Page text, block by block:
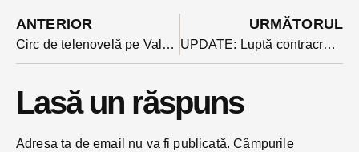
ANTERIOR
Circ de telenovelă pe Valea Someșului: un cuplu soț-soție, a bătut o femeie în stradă. Ce au avut de împărțit și ce li s- a întâmplat?
URMĂTORUL
UPDATE: Luptă contracronometru pentru viața unei copile de 12 ani, lovită de un autoturism pe trotuar. În accident au fost rănite o altă fetiță de 11 ani și o femeie
Lasă un răspuns
Adresa ta de email nu va fi publicată. Câmpurile